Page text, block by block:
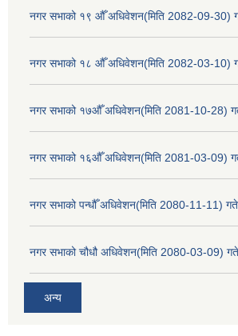
नगर सभाको १९ औँ अधिवेशन(मिति 2082-09-30)
नगर सभाको १८ औँ अधिवेशन(मिति 2082-03-10)
नगर सभाको १७औँ अधिवेशन(मिति 2081-10-28)
नगर सभाको १६औँ अधिवेशन(मिति 2081-03-09)
नगर सभाको पन्धौँ अधिवेशन(मिति 2080-11-11)
नगर सभाको चौधौ अधिवेशन(मिति 2080-03-09)
अन्य